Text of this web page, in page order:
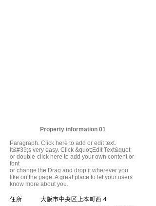
Property information 01
Paragraph. Click here to add or edit text.
It&#39;s very easy. Click &quot;Edit Text&quot;
or double-click here to add your own content or
font
or change the Drag and drop it wherever you
like on the page. A great place to let your users
know more about you.
​住所 大阪市中央区上本町西４